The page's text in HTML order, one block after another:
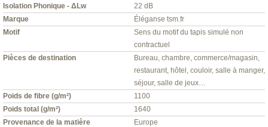
Isolation Phonique - ΔLw
22 dB
Marque
Éléganse tsm.fr
Motif
Sens du motif du tapis simulé non
contractuel
Pièces de destination
Bureau, chambre, commerce/magasin,
restaurant, hôtel, couloir, salle à manger,
séjour, salle de jeux…
Poids de fibre (g/m²)
1100
Poids total (g/m²)
1640
Provenance de la matière
Europe